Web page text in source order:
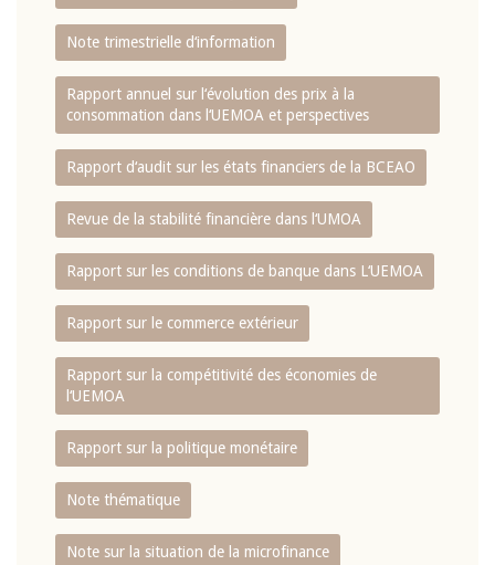
Note trimestrielle d‘information
Rapport annuel sur l‘évolution des prix à la
consommation dans l‘UEMOA et perspectives
Rapport d‘audit sur les états financiers de la BCEAO
Revue de la stabilité financière dans l‘UMOA
Rapport sur les conditions de banque dans L‘UEMOA
Rapport sur le commerce extérieur
Rapport sur la compétitivité des économies de
l‘UEMOA
Rapport sur la politique monétaire
Note thématique
Note sur la situation de la microfinance